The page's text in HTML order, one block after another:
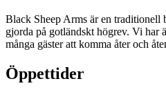
Black Sheep Arms är en traditionell
gjorda på gotländskt högrev. Vi har
många gäster att komma åter och
Öppettider